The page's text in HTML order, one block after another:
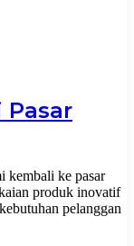
Pasar
kembali ke pasar
produk inovatif
pelanggan